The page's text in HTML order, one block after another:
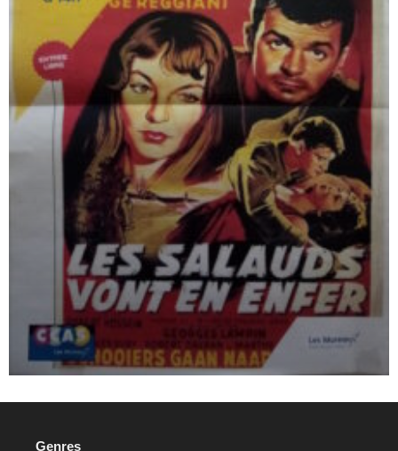
Genres
Auteurs
Epoques
Articles populaires cette semaine
Les yeux sans visage
Hot vidéo n°1
Georges et la dame seule